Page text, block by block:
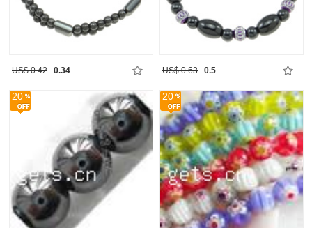
US$ 0.42 0.34 US$ 0.63 0.5
20 20